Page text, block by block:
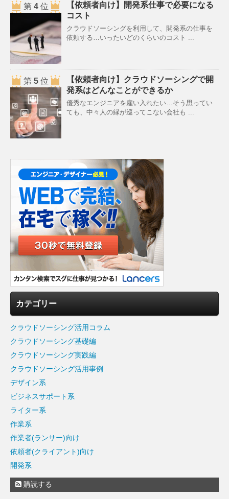
第 4位
【依頼者向け】開発系仕事で必要になる
コスト
クラウドソーシングを利用して、開発系の仕事を
依頼する…いったいどのくらいのコスト ...
第 5位
【依頼者向け】クラウドソーシングで開
発系はどんなことができるか
優秀なエンジニアを雇い入れたい…そう思ってい
ても、中々人の縁が巡ってこない会社も ...
カテゴリー
クラウドソーシング活用コラム
クラウドソーシング基礎編
クラウドソーシング実践編
クラウドソーシング活用事例
デザイン系
ビジネスサポート系
ライター系
作業系
作業者(ランサー)向け
依頼者(クライアント)向け
開発系
購読する